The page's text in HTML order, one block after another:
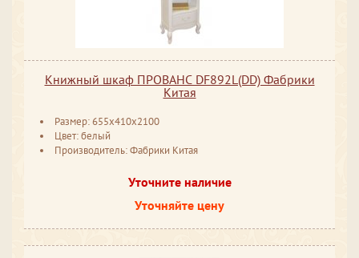
Книжный шкаф ПРОВАНС DF892L(DD) Фабрики
Китая
Размер: 655x410x2100
Цвет: белый
Производитель: Фабрики Китая
Уточните наличие
Уточняйте цену